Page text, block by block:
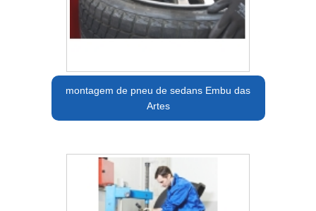
montagem de pneu de sedans Embu das
Artes